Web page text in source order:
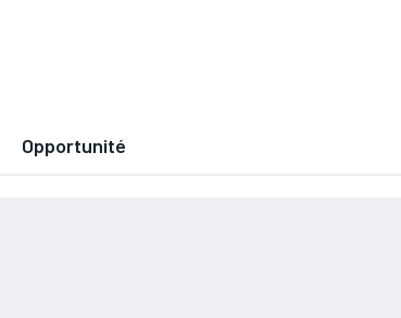
Opportunité